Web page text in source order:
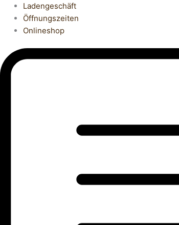
Ladengeschäft
Öffnungszeiten
Onlineshop